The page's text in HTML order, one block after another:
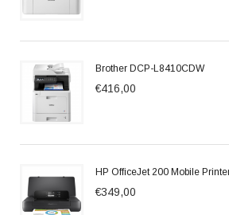
Brother DCP-L8410CDW
€416,00
HP OfficeJet 200 Mobile
€349,00